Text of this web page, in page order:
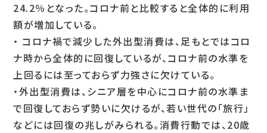
24.2％となった。コロナ前と比較すると全体的に利用
額が増加している。
・ コロナ禍で減少した外出型消費は、足もとではコロ
ナ時から全体的に回復しているが、コロナ前の水準を
上回るには至っておらず力強さに欠けている。
・外出型消費は、シニア層を中心にコロナ前の水準ま
で回復しておらず勢いに欠けるが、若い世代の「旅行」
などには回復の兆しがみられる。消費行動では、20歳